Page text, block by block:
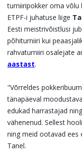
turniiripokker oma võlu
ETPF-i juhatuse liige
Eesti meistrivõistlusi
põhiturniiri kui
rahvaturniiri osalejate
aastast.
"Võrreldes
tänapäeval
edukad harrastajad
vähenenud. Sellest
ning meid ootavad ees
Tanel.